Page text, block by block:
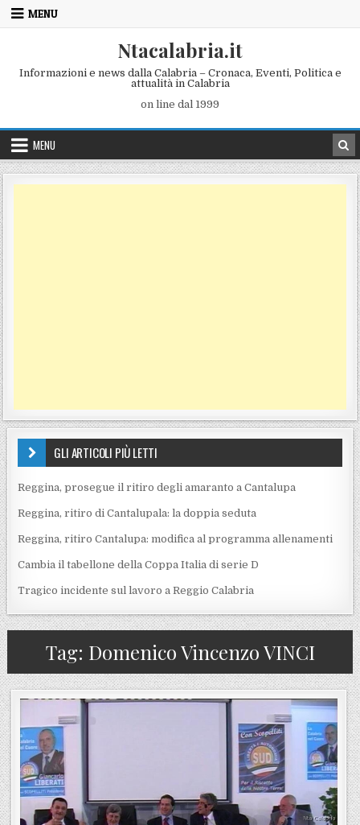
Skip to content
MENU
Ntacalabria.it
Informazioni e news dalla Calabria – Cronaca, Eventi, Politica e
attualità in Calabria
on line dal 1999
MENU
GLI ARTICOLI PIÙ LETTI
Reggina, prosegue il ritiro degli amaranto a Cantalupa
Reggina, ritiro di Cantalupala: la doppia seduta
Reggina, ritiro Cantalupa: modifica al programma allenamenti
Cambia il tabellone della Coppa Italia di serie D
Tragico incidente sul lavoro a Reggio Calabria
Tag: Domenico Vincenzo VINCI